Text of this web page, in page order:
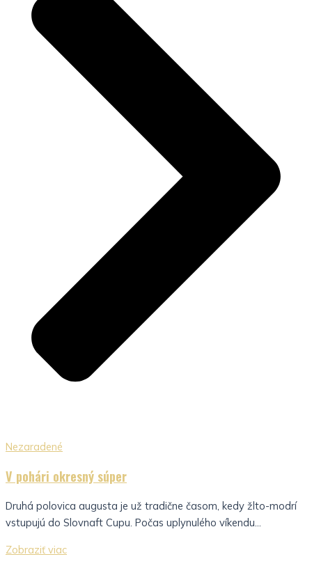
Nezaradené
V pohári okresný súper
Druhá polovica augusta je už tradične časom, kedy žlto-modrí
vstupujú do Slovnaft Cupu. Počas uplynulého víkendu...
Zobraziť viac